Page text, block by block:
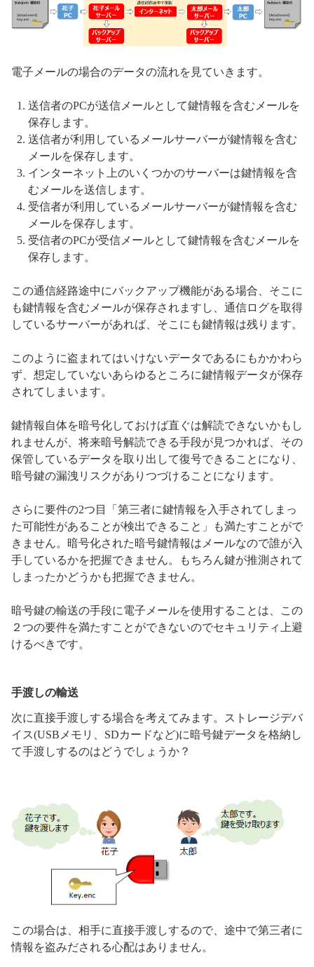
電子メールの場合のデータの流れを見ていきます。
送信者のPCが送信メールとして鍵情報を含むメールを
保存します。
送信者が利用しているメールサーバーが鍵情報を含む
メールを保存します。
インターネット上のいくつかのサーバーは鍵情報を含
むメールを送信します。
受信者が利用しているメールサーバーが鍵情報を含む
メールを保存します。
受信者のPCが受信メールとして鍵情報を含むメールを
保存します。
この通信経路途中にバックアップ機能がある場合、そこに
も鍵情報を含むメールが保存されますし、通信ログを取得
しているサーバーがあれば、そこにも鍵情報は残ります。
このように盗まれてはいけないデータであるにもかかわら
ず、想定していないあらゆるところに鍵情報データが保存
されてしまいます。
鍵情報自体を暗号化しておけば直ぐは解読できないかもし
れませんが、将来暗号解読できる手段が見つかれば、その
保管しているデータを取り出して復号できることになり、
暗号鍵の漏洩リスクがありつづけることになります。
さらに要件の2つ目「第三者に鍵情報を入手されてしまっ
た可能性があることが検出できること」も満たすことがで
きません。暗号化された暗号鍵情報はメールなので誰が入
手しているかを把握できません。もちろん鍵が推測されて
しまったかどうかも把握できません。
暗号鍵の輸送の手段に電子メールを使用することは、この
２つの要件を満たすことができないのでセキュリティ上避
けるべきです。
手渡しの輸送
次に直接手渡しする場合を考えてみます。ストレージデバ
イス(USBメモリ、SDカードなど)に暗号鍵データを格納し
て手渡しするのはどうでしょうか？
この場合は、相手に直接手渡しするので、途中で第三者に
情報を盗みだされる心配はありません。